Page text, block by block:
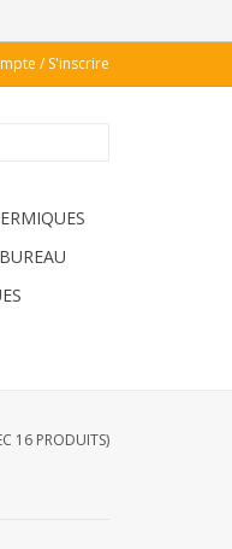
/ S'inscrire
16 PRODUITS)